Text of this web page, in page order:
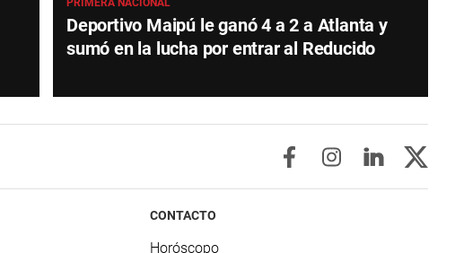
PRIMERA NACIONAL
Deportivo Maipú le ganó 4 a 2 a Atlanta y
sumó en la lucha por entrar al Reducido
CONTACTO
Horóscopo